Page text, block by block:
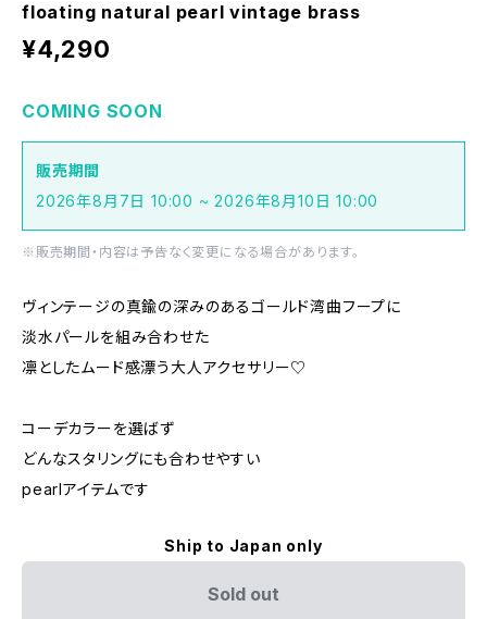
floating natural pearl vintage brass
¥4,290
COMING SOON
販売期間
2026年8月7日 10:00 ~ 2026年8月10日 10:00
※販売期間・内容は予告なく変更になる場合があります。
ヴィンテージの真鍮の深みのあるゴールド湾曲フープに
淡水パールを組み合わせた
凛としたムード感漂う大人アクセサリー♡
コーデカラーを選ばず
どんなスタリングにも合わせやすい
pearlアイテムです
Ship to Japan only
Sold out